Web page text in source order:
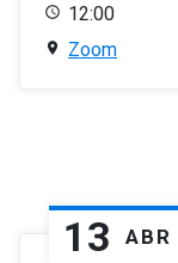
12:00
Zoom
13 ABR